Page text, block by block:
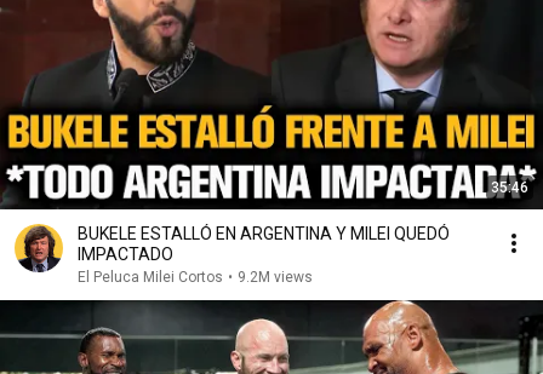
35:46
BUKELE ESTALLÓ EN ARGENTINA Y MILEI QUEDÓ
IMPACTADO
El Peluca Milei Cortos • 9.2M views